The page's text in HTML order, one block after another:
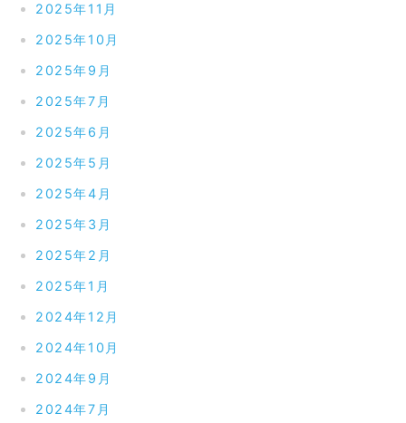
2025年11月
2025年10月
2025年9月
2025年7月
2025年6月
2025年5月
2025年4月
2025年3月
2025年2月
2025年1月
2024年12月
2024年10月
2024年9月
2024年7月